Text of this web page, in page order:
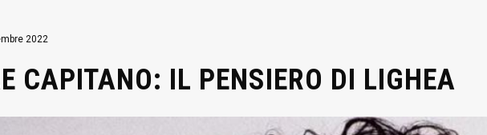
2022
CAPITANO: IL PENSIERO DI LIGHEA